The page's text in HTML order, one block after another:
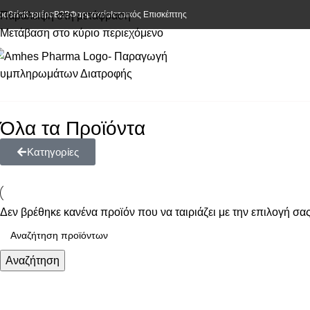
Παράλειψη στη μετάφραση
Μετάβαση στο κύριο περιεχόμενο
ΚαριέραΒ2ΒΦαρμακείαΙατρικός Επισκέπτης
Όλα τα Προϊόντα
Κατηγορίες
Δεν βρέθηκε κανένα προϊόν που να ταιριάζει με την επιλογή
Αναζήτηση